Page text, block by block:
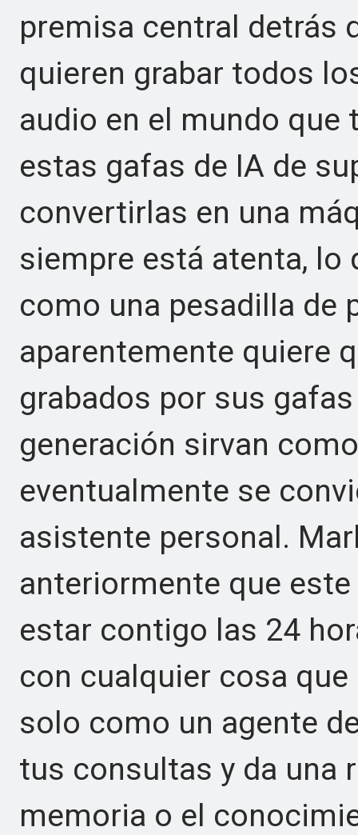
premisa central detrás
quieren grabar todos
audio en el mundo que
estas gafas de IA de
convertirlas en una
siempre está atenta, lo
como una pesadilla de
aparentemente quiere
grabados por sus
generación sirvan
eventualmente se
asistente personal.
anteriormente que
estar contigo las 24
con cualquier cosa
solo como un agente
tus consultas y da una
memoria o el